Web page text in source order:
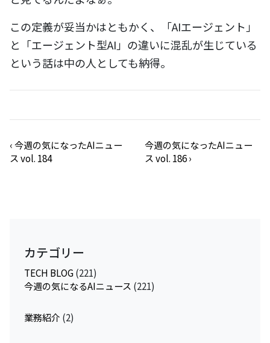
この定義が妥当かはともかく、「AIエージェント」
と「エージェント型AI」の違いに混乱が生じている
という話は中の人としても納得。
‹今週の気になったAIニュー
ス vol. 184
今週の気になったAIニュー
ス vol. 186›
カテゴリー
TECH BLOG(221)
今週の気になるAIニュース (221)
業務紹介 (2)